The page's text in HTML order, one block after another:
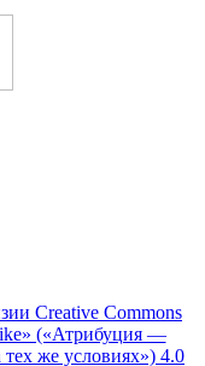
Creative Commons
(«Атрибуция —
же условиях») 4.0